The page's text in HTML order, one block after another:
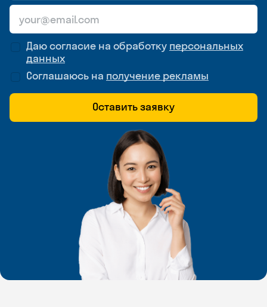
Даю согласие на обработку персональных
данных
Соглашаюсь на получение рекламы
Оставить заявку